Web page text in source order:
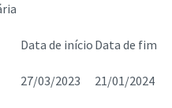
Data de início Data de fim
27/03/2023 21/01/2024